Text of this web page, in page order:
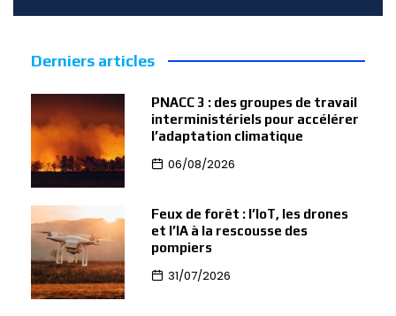
Derniers articles
PNACC 3 : des groupes de travail
interministériels pour accélérer
l’adaptation climatique
06/08/2026
Feux de forêt : l’IoT, les drones
et l’IA à la rescousse des
pompiers
31/07/2026